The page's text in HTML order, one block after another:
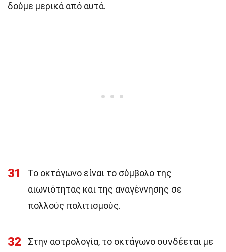
δούμε μερικά από αυτά.
31
Το οκτάγωνο είναι το σύμβολο της
αιωνιότητας και της αναγέννησης σε
πολλούς πολιτισμούς.
32
Στην αστρολογία, το οκτάγωνο συνδέεται με